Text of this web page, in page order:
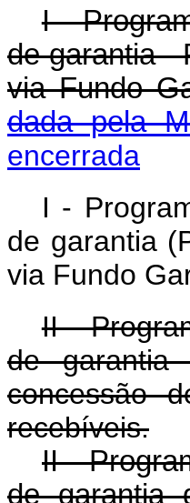
I -
de garantia -
via Fundo
dada pela
encerrada
I -
de garantia
via Fundo
II -
de garantia
concessão
recebíveis.
II -
de garantia